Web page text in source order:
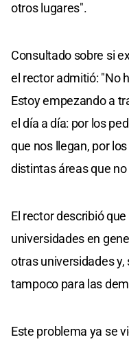
otros lugares".
Consultado sobre si
el rector admitió: "No
Estoy empezando a
el día a día: por los
que nos llegan, por
distintas áreas que
El rector describió
universidades en
otras universidades
tampoco para las
Este problema ya se